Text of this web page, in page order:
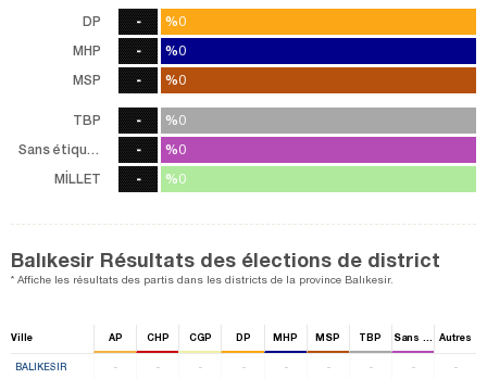
DP
MHP
MSP
-
-
-
%0
%0
%0
%0
%0
%0
TBP
Sans étiquette
MİLLET
-
-
-
%0
%0
%0
%0
%0
%0
Balıkesir Résultats des élections de district
* Affiche les résultats des partis dans les districts de la province Balıkesir.
Ville AP CHP CGP DP MHP MSP TBP Sans étiquette
Autres
BALIKESIR - - - - - - - - -